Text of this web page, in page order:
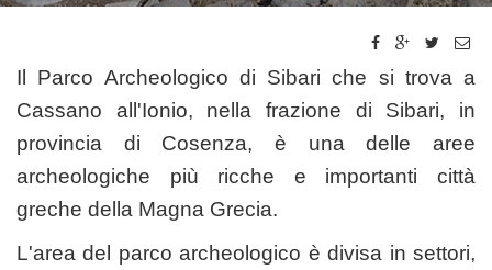
Il Parco Archeologico di Sibari che si trova a
Cassano all'Ionio, nella frazione di Sibari, in
provincia di Cosenza, è una delle aree
archeologiche più ricche e importanti città
greche della Magna Grecia.
L'area del parco archeologico è divisa in settori,